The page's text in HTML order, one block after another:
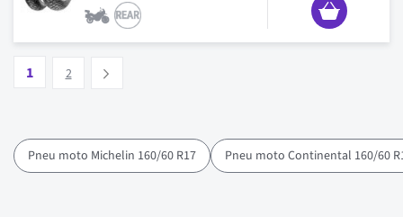
Vous lisez actuellement la page
1 2
Pneu moto Michelin 160/60 R17 Pneu moto Continental 160/60